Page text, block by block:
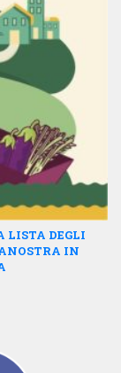
LISTA DEGLI
IN